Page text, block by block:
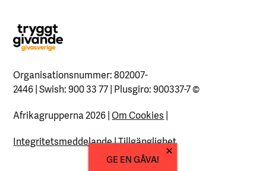
Organisationsnummer: 802007-
2446 | Swish: 900 33 77 | Plusgiro: 900337-7©
Afrikagrupperna 2026 |Om Cookies |
Integritetsmeddelande|Tillgänglighet
GE EN GÅVA!